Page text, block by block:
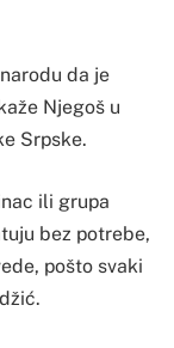
da je
Njegoš u
Srpske.
ili grupa
bez potrebe,
pošto svaki